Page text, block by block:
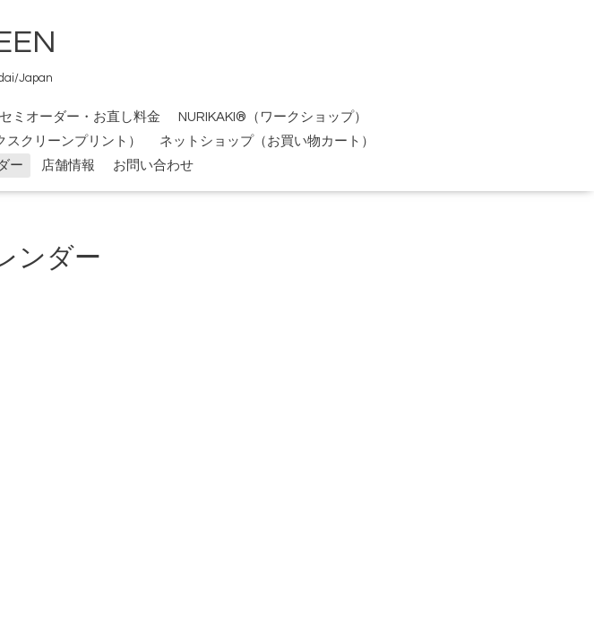
Japan
セミオーダー・お直し料金
NURIKAKI®（ワークショップ）
クリーンプリント）
ネットショップ（お買い物カート）
ー 店舗情報 お問い合わせ
ンダー